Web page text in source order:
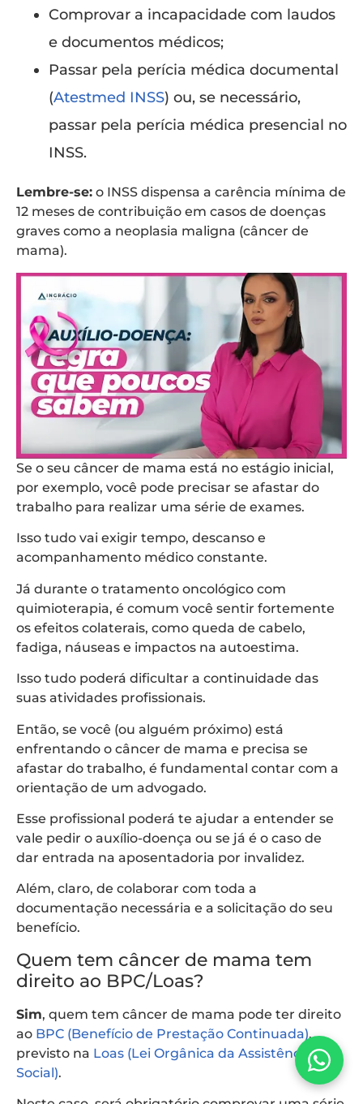
Comprovar a incapacidade com laudos
e documentos médicos;
Passar pela perícia médica documental
(Atestmed INSS) ou, se necessário,
passar pela perícia médica presencial no
INSS.
Lembre-se: o INSS dispensa a carência mínima de
12 meses de contribuição em casos de doenças
graves como a neoplasia maligna (câncer de
mama).
Se o seu câncer de mama está no estágio inicial,
por exemplo, você pode precisar se afastar do
trabalho para realizar uma série de exames.
Isso tudo vai exigir tempo, descanso e
acompanhamento médico constante.
Já durante o tratamento oncológico com
quimioterapia, é comum você sentir fortemente
os efeitos colaterais, como queda de cabelo,
fadiga, náuseas e impactos na autoestima.
Isso tudo poderá dificultar a continuidade das
suas atividades profissionais.
Então, se você (ou alguém próximo) está
enfrentando o câncer de mama e precisa se
afastar do trabalho, é fundamental contar com a
orientação de um advogado.
Esse profissional poderá te ajudar a entender se
vale pedir o auxílio-doença ou se já é o caso de
dar entrada na aposentadoria por invalidez.
Além, claro, de colaborar com toda a
documentação necessária e a solicitação do seu
benefício.
Quem tem câncer de mama tem
direito ao BPC/Loas?
Sim, quem tem câncer de mama pode ter direito
ao BPC (Benefício de Prestação Continuada),
previsto na Loas (Lei Orgânica da Assistência
Social).